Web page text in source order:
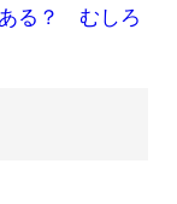
ある？ むしろ